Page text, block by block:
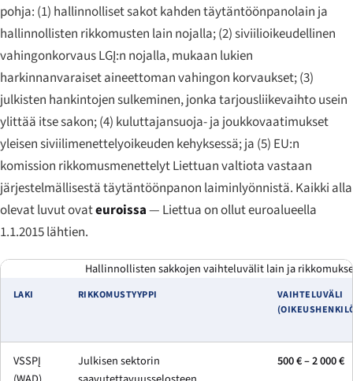
pohja: (1) hallinnolliset sakot kahden täytäntöönpanolain ja
hallinnollisten rikkomusten lain nojalla; (2) siviilioikeudellinen
vahingonkorvaus LGĮ:n nojalla, mukaan lukien
harkinnanvaraiset aineettoman vahingon korvaukset; (3)
julkisten hankintojen sulkeminen, jonka tarjousliikevaihto usein
ylittää itse sakon; (4) kuluttajansuoja- ja joukkovaatimukset
yleisen siviilimenettelyoikeuden kehyksessä; ja (5) EU:n
komission rikkomusmenettelyt Liettuan valtiota vastaan
järjestelmällisestä täytäntöönpanon laiminlyönnistä. Kaikki alla
olevat luvut ovateuroissa— Liettua on ollut euroalueella
1.1.2015 lähtien.
Hallinnollisten sakkojen vaihteluvälit lain ja
LAKI RIKKOMUSTYYPPI
VAIHTELUVÄLI
VSSPĮ
Julkisen sektorin
500 € – 2 000 €